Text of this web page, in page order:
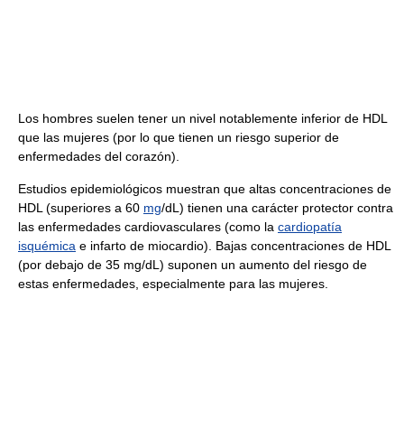
Los hombres suelen tener un nivel notablemente inferior de HDL
que las mujeres (por lo que tienen un riesgo superior de
enfermedades del corazón).
Estudios epidemiológicos muestran que altas concentraciones de
HDL (superiores a 60 mg/dL) tienen una carácter protector contra
las enfermedades cardiovasculares (como la cardiopatía
isquémica e infarto de miocardio). Bajas concentraciones de HDL
(por debajo de 35 mg/dL) suponen un aumento del riesgo de
estas enfermedades, especialmente para las mujeres.